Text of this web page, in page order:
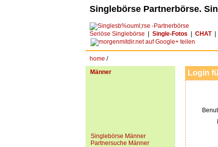
Singlebörse Partnerbörse.
Seriöse Singlebörse Single-Fotos CHAT|
home /
Männer
Singlebörse Männer
Partnersuche Männer
Login